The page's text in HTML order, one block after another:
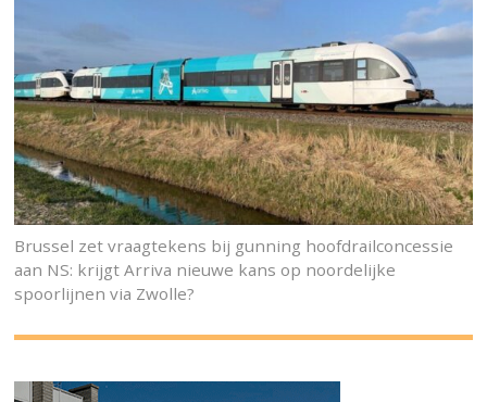
Brussel zet vraagtekens bij gunning hoofdrailconcessie
aan NS: krijgt Arriva nieuwe kans op noordelijke
spoorlijnen via Zwolle?